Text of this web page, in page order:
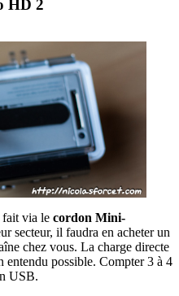
HD 2
fait via le cordon Mini-
secteur, il faudra en acheter un
chez vous. La charge directe
entendu possible. Compter 3 à 4
USB.